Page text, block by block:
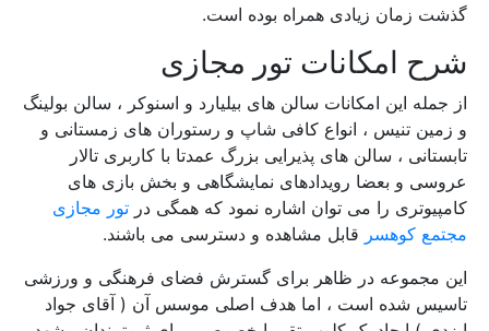
گذشت زمان زیادی همراه بوده است.
شرح امکانات تور مجازی
از جمله این امکانات سالن های بیلیارد و اسنوکر ، سالن بولینگ
و زمین تنیس ، انواع کافی شاپ و رستوران های زمستانی و
تابستانی ، سالن های پذیرایی بزرگ عمدتا با کاربری تالار
عروسی و بعضا رویدادهای نمایشگاهی و بخش بازی های
کامپیوتری را می توان اشاره نمود که همگی در تور مجازی
مجتمع کوهسر قابل مشاهده و دسترسی می باشند.
این مجموعه در ظاهر برای گسترش فضای فرهنگی و ورزشی
تاسیس شده است ، اما هدف اصلی موسس آن ( آقای جواد